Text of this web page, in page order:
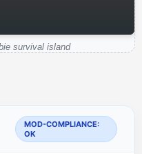
survival island
MOD-COMPLIANCE:
OK